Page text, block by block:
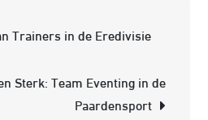
Trainers in de Eredivisie
Sterk: Team Eventing in de
Paardensport